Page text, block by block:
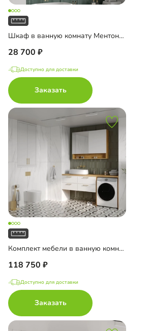
Шкаф в ванную комнату Ментон-3 подвесной с зеркалом
28 700
Доступно для доставки
Заказать
Комплект мебели в ванную комнату Ментон-3
118 750
Доступно для доставки
Заказать